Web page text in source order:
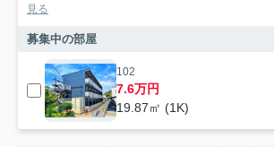
見る
募集中の部屋
102
7.6万円
19.87㎡ (1K)